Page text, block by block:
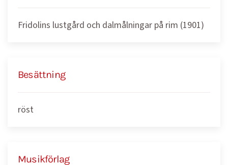
Fridolins lustgård och dalmålningar på rim (1901)
Besättning
röst
Musikförlag